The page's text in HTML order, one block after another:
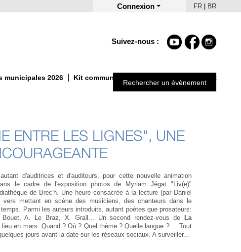
Connexion FR BR
Suivez-nous :
municipales 2026 Kit communication Un Automne autrement
Rechercher un évènement
ENTRE LES LIGNES", UNE
d'auditrices et d'auditeurs, pour cette nouvelle animation
le cadre de l'exposition photos de Myriam Jégat "Liv(e)"
de Brec'h. Une heure consacrée à la lecture (par Daniel
mettant en scène des musiciens, des chanteurs dans le
Parmi les auteurs introduits, autant poètes que prosateurs:
A. Le Braz, X. Grall... Un second rendez-vous de
La
en mars. Quand ? Où ? Quel thème ? Quelle langue ? ... Tout
jours avant la date sur les réseaux sociaux. A surveiller...